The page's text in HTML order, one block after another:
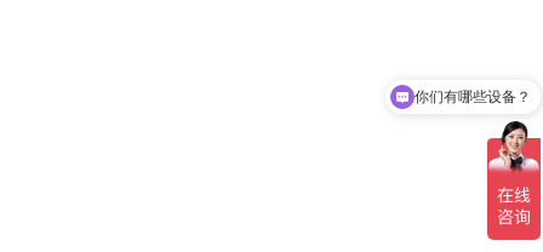
可以打样吗